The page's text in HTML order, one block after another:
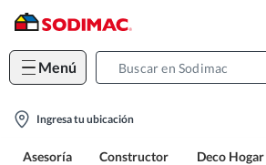
Menú
location-
Ingresa tu ubicación
Asesoría Constructor Deco Hogar